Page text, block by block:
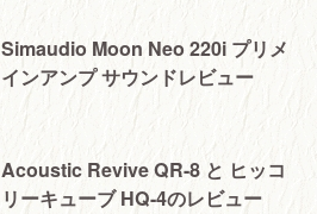
Simaudio Moon Neo 220i プリメ
インアンプ サウンドレビュー
Acoustic Revive QR-8 と ヒッコ
リーキューブ HQ-4のレビュー